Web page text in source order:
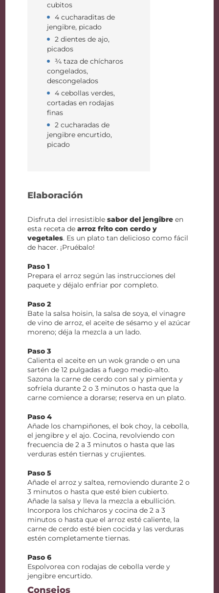
cubitos
4 cucharaditas de
jengibre, picado
2 dientes de ajo,
picados
¾ taza de chícharos
congelados,
descongelados
4 cebollas verdes,
cortadas en rodajas
finas
2 cucharadas de
jengibre encurtido,
picado
Elaboración
Disfruta del irresistiblesabor del jengibre en
esta receta dearroz frito con cerdo y
vegetales. Es un plato tan delicioso como fácil
de hacer. ¡Pruébalo!
Paso 1
Prepara el arroz según las instrucciones del
paquete y déjalo enfriar por completo.
Paso 2
Bate la salsa hoisin, la salsa de soya, el vinagre
de vino de arroz, el aceite de sésamo y el azúcar
moreno; déja la mezcla a un lado.
Paso 3
Calienta el aceite en un wok grande o en una
sartén de 12 pulgadas a fuego medio-alto.
Sazona la carne de cerdo con sal y pimienta y
sofríela durante 2 o 3 minutos o hasta que la
carne comience a dorarse; reserva en un plato.
Paso 4
Añade los champiñones, el bok choy, la cebolla,
el jengibre y el ajo. Cocina, revolviendo con
frecuencia de 2 a 3 minutos o hasta que las
verduras estén tiernas y crujientes.
Paso 5
Añade el arroz y saltea, removiendo durante 2 o
3 minutos o hasta que esté bien cubierto.
Añade la salsa y lleva la mezcla a ebullición.
Incorpora los chícharos y cocina de 2 a 3
minutos o hasta que el arroz esté caliente, la
carne de cerdo esté bien cocida y las verduras
estén completamente tiernas.
Paso 6
Espolvorea con rodajas de cebolla verde y
jengibre encurtido.
Consejos